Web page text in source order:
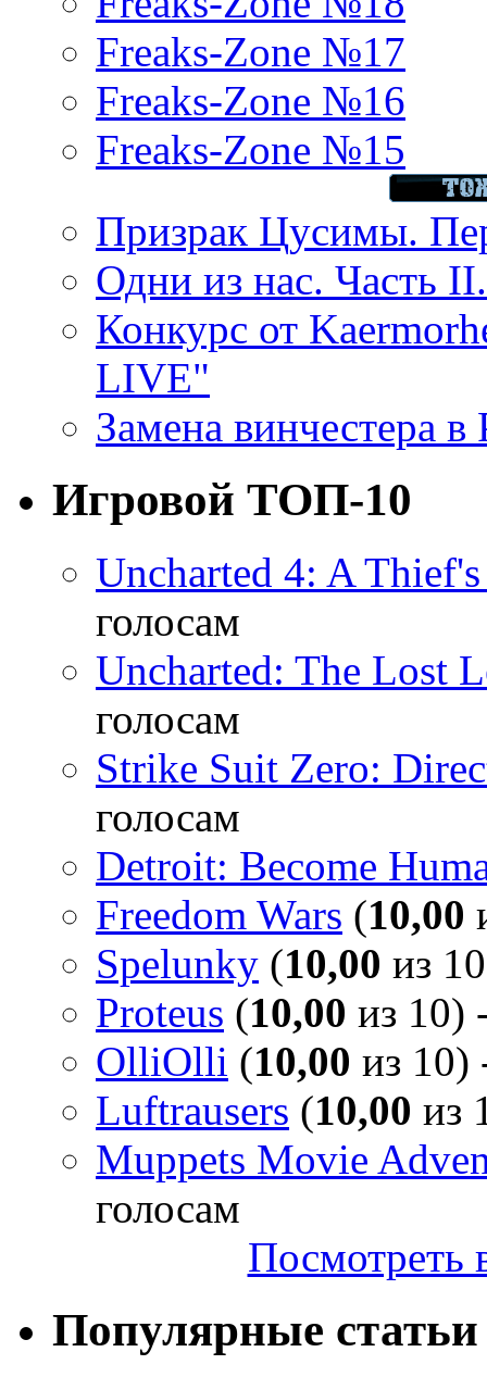
Freaks-Zone №17
Freaks-Zone №16
Freaks-Zone №15
Призрак Цусимы.
Одни из нас. Часть
Конкурс от
LIVE"
Замена винчестера
Игровой ТОП-10
Uncharted 4: A
голосам
Uncharted: The Lost
голосам
Strike Suit Zero:
голосам
Detroit: Become
Freedom Wars (10,00
Spelunky (10,00 из
Proteus (10,00 из 10)
OlliOlli (10,00 из 10)
Luftrausers (10,00 из
Muppets Movie
голосам
Посмотреть
Популярные статьи